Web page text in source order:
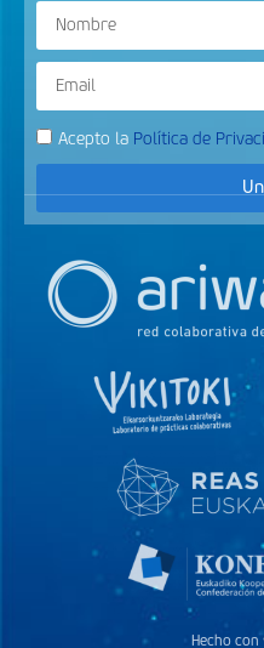
Acepto la Política de
Hecho